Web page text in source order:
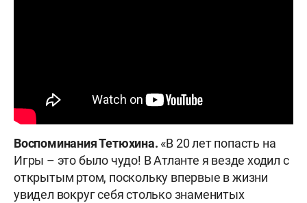
Воспоминания Тетюхина. «В 20 лет попасть на
Игры – это было чудо! В Атланте я везде ходил с
открытым ртом, поскольку впервые в жизни
увидел вокруг себя столько знаменитых